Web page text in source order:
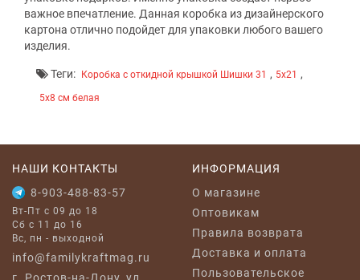
важное впечатление. Данная коробка из дизайнерского
картона отлично подойдет для упаковки любого вашего
изделия.
Теги: Коробка с откидной крышкой Шишки 31 , 5x21 ,
5x8 см белая
НАШИ КОНТАКТЫ
8-903-488-83-57
Вт-Пт с 09 до 18
Сб с 11 до 16
Вс, пн - выходной
info@familykraftmag.ru
ИНФОРМАЦИЯ
O магазине
Оптовикам
Правила возврата
Доставка и оплата
Пользовательское